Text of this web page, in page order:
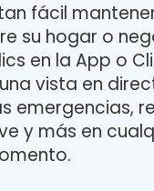
fácil
su hogar o
en la App o
vista en
emergencias,
y más en